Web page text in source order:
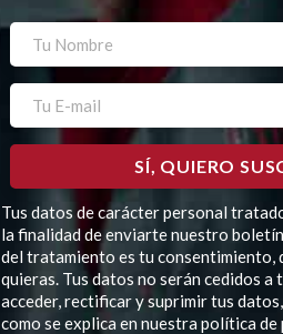
Tus datos de carácter personal
la finalidad de enviarte nuestro
del tratamiento es tu consentimiento,
quieras. Tus datos no serán cedidos a
acceder, rectificar y suprimir tus
como se explica en nuestra política de